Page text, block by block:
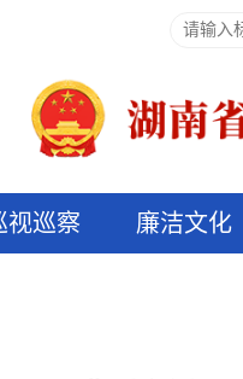
视巡察 廉洁文化